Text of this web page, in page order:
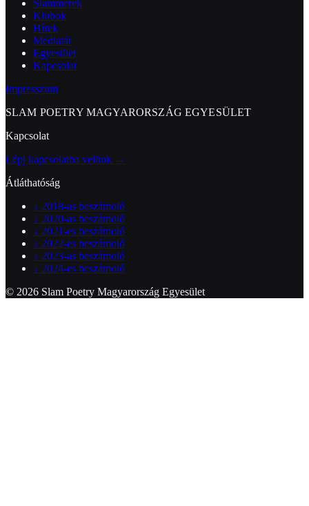
Slammerek
Klubok
Hírek
Médiatár
Egyesület
Kapcsolat
Impresszum
SLAM POETRY MAGYARORSZÁG EGYESÜLET
Kapcsolat
Lépj kapcsolatba velünk →
Átláthatóság
↓ 2018-as beszámoló
↓ 2020-as beszámoló
↓ 2021-es beszámoló
↓ 2022-es beszámoló
↓ 2023-as beszámoló
↓ 2024-es beszámoló
© 2026 Slam Poetry Magyarország Egyesület